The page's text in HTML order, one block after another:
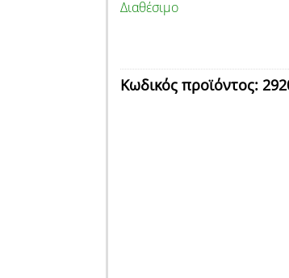
Διαθέσιμο
Κωδικός προϊόντος: